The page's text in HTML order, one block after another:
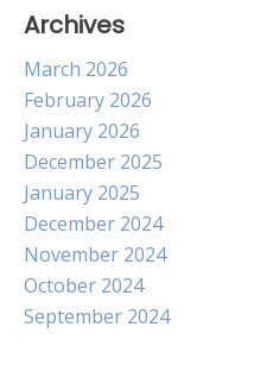
Archives
March 2026
February 2026
January 2026
December 2025
January 2025
December 2024
November 2024
October 2024
September 2024